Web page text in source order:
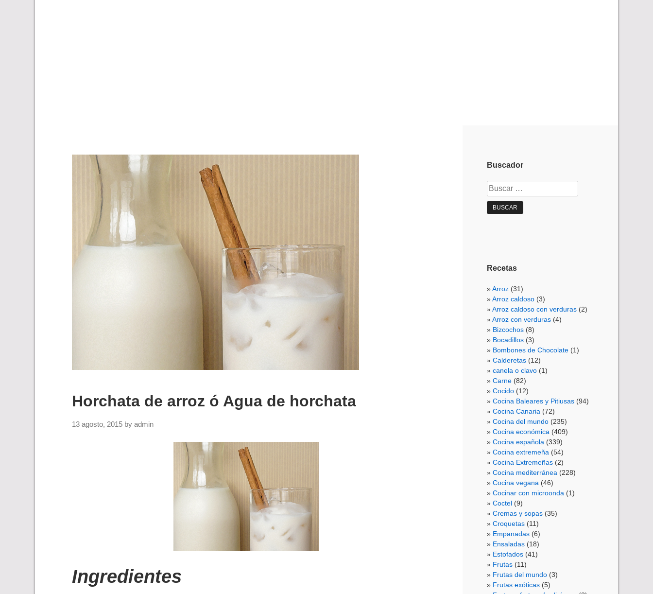
Horchata de arroz ó Agua de horchata
13 agosto, 2015 by admin
Ingredientes
Buscador
Buscar:
Recetas
Arroz (31)
Arroz caldoso (3)
Arroz caldoso con verduras (2)
Arroz con verduras (4)
Bizcochos (8)
Bocadillos (3)
Bombones de Chocolate (1)
Calderetas (12)
canela o clavo (1)
Carne (82)
Cocido (12)
Cocina Baleares y Pitiusas (94)
Cocina Canaria (72)
Cocina del mundo (235)
Cocina económica (409)
Cocina española (339)
Cocina extremeña (54)
Cocina Extremeñas (2)
Cocina mediterránea (228)
Cocina vegana (46)
Cocinar con microonda (1)
Coctel (9)
Cremas y sopas (35)
Croquetas (11)
Empanadas (6)
Ensaladas (18)
Estofados (41)
Frutas (11)
Frutas del mundo (3)
Frutas exóticas (5)